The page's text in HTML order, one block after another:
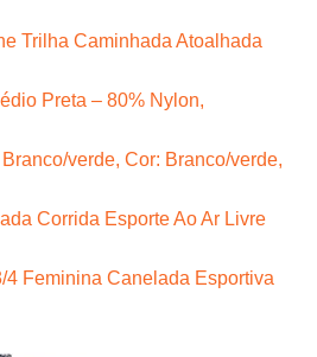
Trilha Caminhada Atoalhada
Preta – 80% Nylon,
verde, Cor: Branco/verde,
Corrida Esporte Ao Ar Livre
4 Feminina Canelada Esportiva